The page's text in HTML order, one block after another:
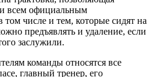
всем официальным
том числе и тем, которые сидят на
предъявлять и удаление, если
заслужили.
команды относятся все
главный тренер, его